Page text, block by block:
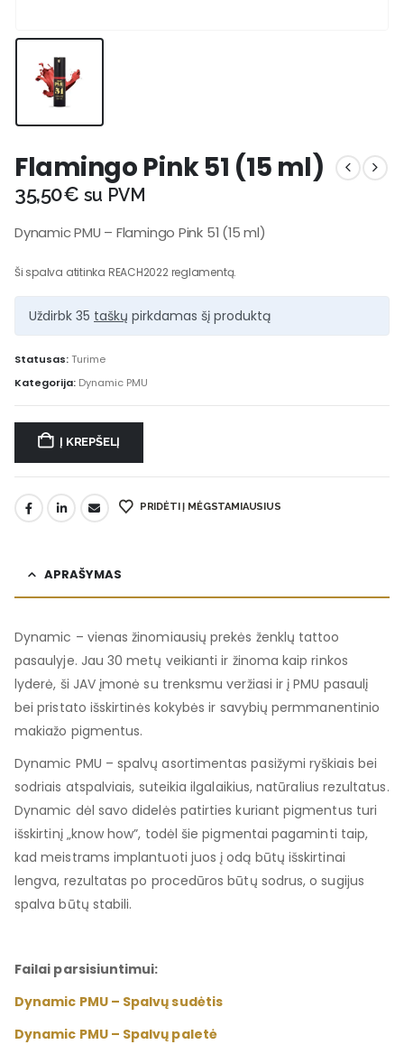
Flamingo Pink 51 (15 ml)
35,50€ su PVM
Dynamic PMU – Flamingo Pink 51 (15 ml)
Ši spalva atitinka REACH2022 reglamentą.
Uždirbk 35 taškų pirkdamas šį produktą
Statusas:Turime
Kategorija: Dynamic PMU
Į KREPŠELĮ
PRIDĖTI Į MĖGSTAMIAUSIUS
APRAŠYMAS
Dynamic – vienas žinomiausių prekės ženklų tattoo
pasaulyje. Jau 30 metų veikianti ir žinoma kaip rinkos
lyderė, ši JAV įmonė su trenksmu veržiasi ir į PMU pasaulį
bei pristato išskirtinės kokybės ir savybių permmanentinio
makiažo pigmentus.
Dynamic PMU – spalvų asortimentas pasižymi ryškiais bei
sodriais atspalviais, suteikia ilgalaikius, natūralius rezultatus.
Dynamic dėl savo didelės patirties kuriant pigmentus turi
išskirtinį „know how”, todėl šie pigmentai pagaminti taip,
kad meistrams implantuoti juos į odą būtų išskirtinai
lengva, rezultatas po procedūros būtų sodrus, o sugijus
spalva būtų stabili.
Failai parsisiuntimui:
Dynamic PMU – Spalvų sudėtis
Dynamic PMU – Spalvų paletė